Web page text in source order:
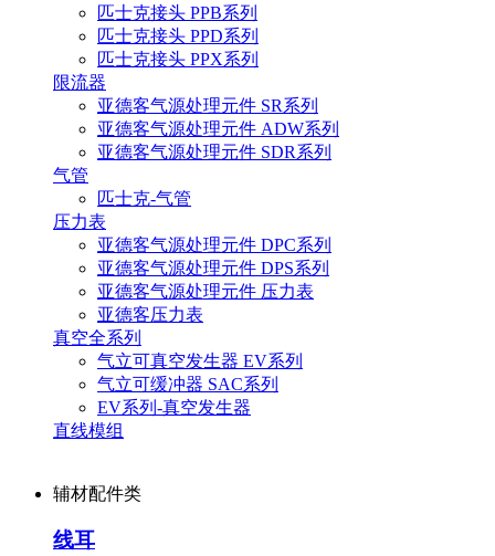
匹士克接头 PPB系列
匹士克接头 PPD系列
匹士克接头 PPX系列
限流器
亚德客气源处理元件 SR系列
亚德客气源处理元件 ADW系列
亚德客气源处理元件 SDR系列
气管
匹士克-气管
压力表
亚德客气源处理元件 DPC系列
亚德客气源处理元件 DPS系列
亚德客气源处理元件 压力表
亚德客压力表
真空全系列
气立可真空发生器 EV系列
气立可缓冲器 SAC系列
EV系列-真空发生器
直线模组
辅材配件类
线耳